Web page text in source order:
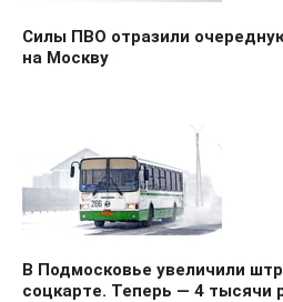
Силы ПВО отразили
на Москву
В Подмосковье увеличили
соцкарте. Теперь — 4 тысячи